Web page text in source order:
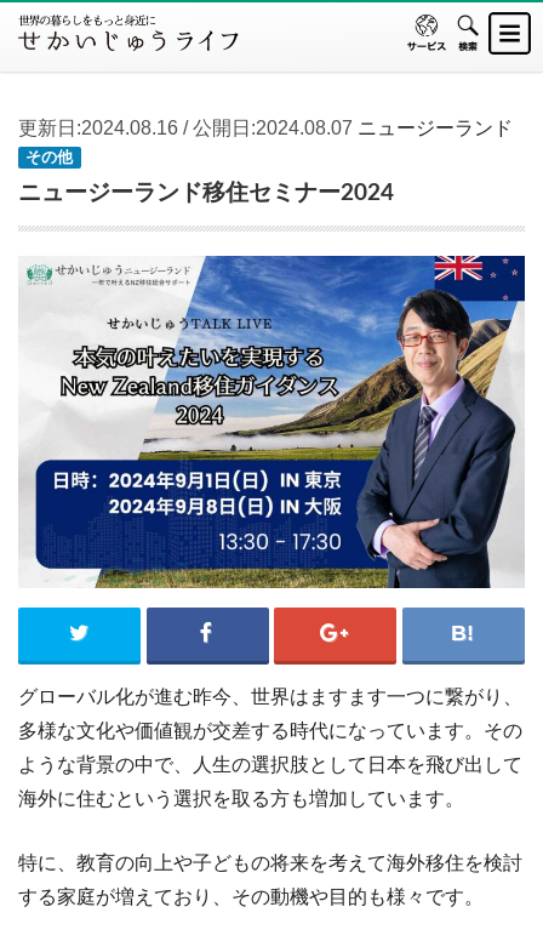
更新日:2024.08.16 / 公開日:2024.08.07 ニュージーランド
その他
ニュージーランド移住セミナー2024
グローバル化が進む昨今、世界はますます一つに繋がり、
多様な文化や価値観が交差する時代になっています。その
ような背景の中で、人生の選択肢として日本を飛び出して
海外に住むという選択を取る方も増加しています。
特に、教育の向上や子どもの将来を考えて海外移住を検討
する家庭が増えており、その動機や目的も様々です。